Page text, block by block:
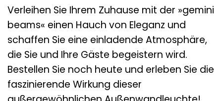
Verleihen Sie Ihrem Zuhause mit der »gemini
beams« einen Hauch von Eleganz und
schaffen Sie eine einladende Atmosphäre,
die Sie und Ihre Gäste begeistern wird.
Bestellen Sie noch heute und erleben Sie die
faszinierende Wirkung dieser